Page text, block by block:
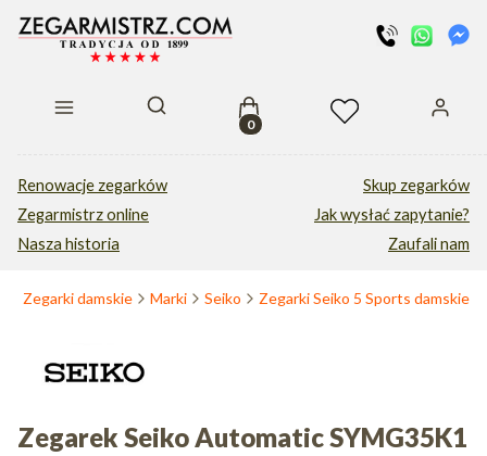
Otwórz wyszukiwarkęProdukty w koszyku: 0. Zobacz
Renowacje zegarków
Zegarmistrz online
Nasza historia
Skup zegarków
Jak wysłać zapytanie?
Zaufali nam
Zegarki damskie Marki Seiko Zegarki Seiko 5 Sports damskie
Zegarek Seiko Automatic SYMG35K1